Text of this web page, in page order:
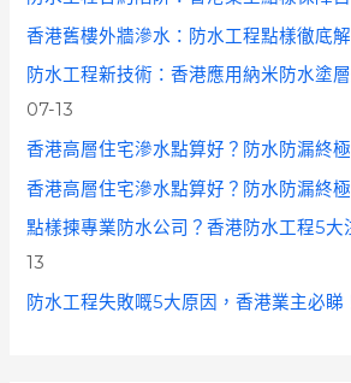
香港舊樓外牆滲水：防水工程點樣徹底解
防水工程新技術：香港應用納米防水塗
07-13
香港高層住宅滲水點算好？防水防漏終
香港高層住宅滲水點算好？防水防漏終
點樣揀專業防水公司？香港防水工程5大
13
防水工程失敗嘅5大原因，香港業主必睇